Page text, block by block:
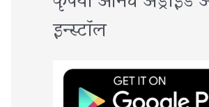
c
इन्स्टॉल